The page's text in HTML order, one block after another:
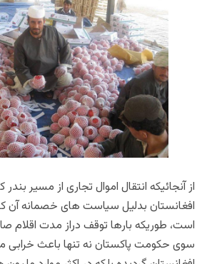
از آنجائیکه انتقال اموال تجاری از مسیر
افغانستان بدلیل سیاست های خصمانه آن
است، طوریکه بارها توقف دراز مدت اقلام
سوی حکومت پاکستان نه تنها باعث خرابی